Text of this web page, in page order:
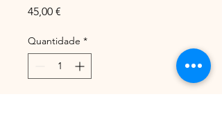
45,00 €
Quantidade *